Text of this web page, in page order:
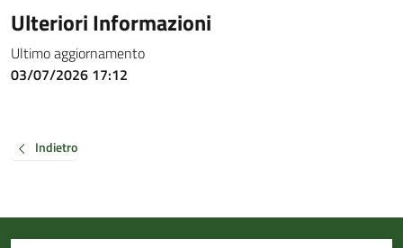
Ulteriori Informazioni
Ultimo aggiornamento
03/07/2026 17:12
Indietro